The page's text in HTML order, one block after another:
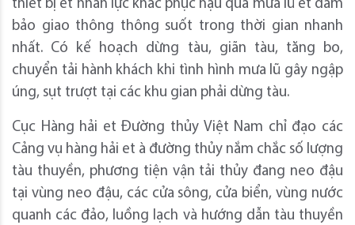
thiết bị et nhân lực khắc phục hậu quả mưa lũ et đảm
bảo giao thông thông suốt trong thời gian nhanh
nhất. Có kế hoạch dừng tàu, giãn tàu, tăng bo,
chuyển tải hành khách khi tình hình mưa lũ gây ngập
úng, sụt trượt tại các khu gian phải dừng tàu.
Cục Hàng hải et Đường thủy Việt Nam chỉ đạo các
Cảng vụ hàng hải et à đường thủy nắm chắc số lượng
tàu thuyền, phương tiện vận tải thủy đang neo đậu
tại vùng neo đậu, các cửa sông, cửa biển, vùng nước
quanh các đảo, luồng lạch và hướng dẫn tàu thuyền